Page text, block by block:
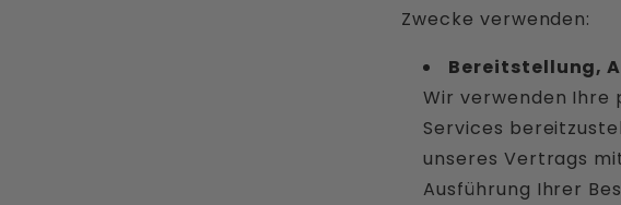
Zwecke verwenden:
Bereitstellung,
Wir verwenden Ihre
Services
unseres Vertrags
Ausführung Ihrer